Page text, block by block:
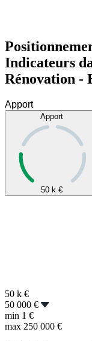
Indicateurs
Rénovation -
Apport
50 k €
50 k €
50 000 €
min 1 €
max 250 000 €